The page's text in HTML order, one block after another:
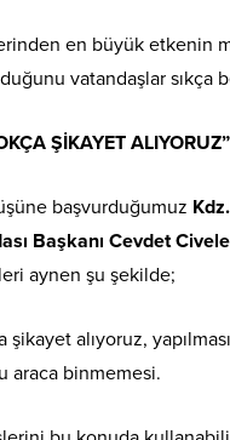
en büyük etkenin
vatandaşlar sıkça
ŞİKAYET ALIYORUZ”
başvurduğumuz
Başkanı Cevdet
aynen şu şekilde;
şikayet alıyoruz,
araca binmemesi.